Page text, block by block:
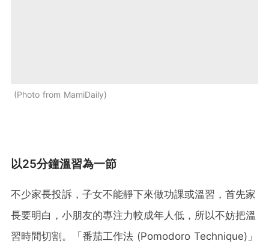
Photo from MamiDaily
以25分鐘溫習為一節
不少家長投訴，子女不能靜下來做功課或溫習，首先家
長要明白，小朋友的專注力較成年人低，所以不妨把溫
習時間切割。「番茄工作法 (Pomodoro Technique)」